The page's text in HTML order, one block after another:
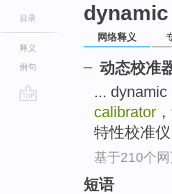
目录
释义
例句
网络释义
动态校准
...
calibrator ，
特性校准
基于210个网
短语